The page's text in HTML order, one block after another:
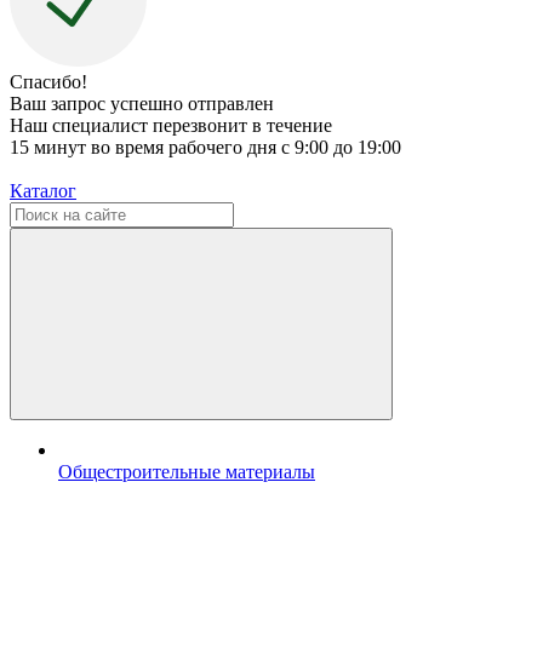
Спасибо!
Ваш запрос успешно отправлен
Наш специалист перезвонит в течение
15 минут во время рабочего дня с 9:00 до 19:00
Каталог
Общестроительные материалы